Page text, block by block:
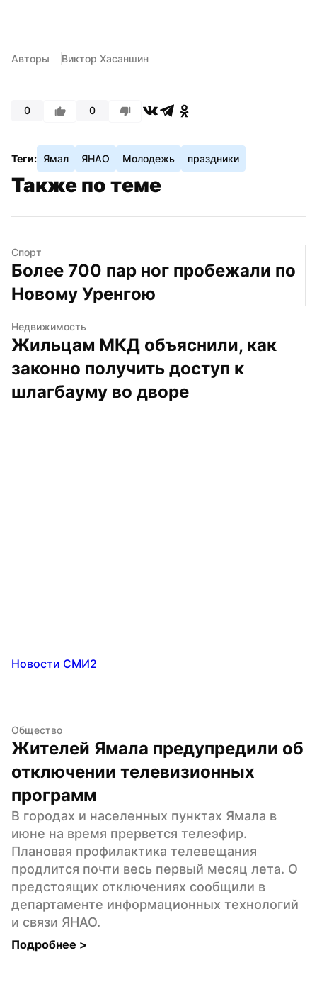
Авторы Виктор Хасаншин
0 0
Теги: Ямал ЯНАО Молодежь праздники
Также по теме
Спорт
Более 700 пар ног пробежали по
Новому Уренгою
Недвижимость
Жильцам МКД объяснили, как
законно получить доступ к
шлагбауму во дворе
Новости СМИ2
Общество
Жителей Ямала предупредили об
отключении телевизионных
программ
В городах и населенных пунктах Ямала в
июне на время прервется телеэфир.
Плановая профилактика телевещания
продлится почти весь первый месяц лета. О
предстоящих отключениях сообщили в
департаменте информационных технологий
и связи ЯНАО.
Подробнее >